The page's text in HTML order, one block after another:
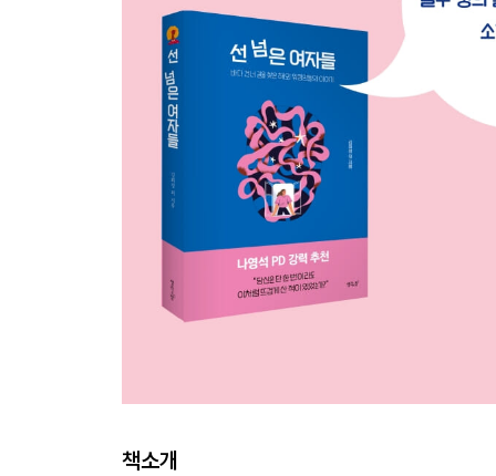
책소개